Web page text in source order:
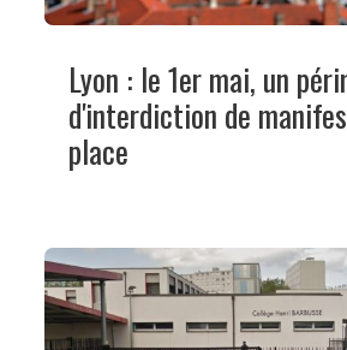
Lyon : le 1er mai, un
d'interdiction de
place